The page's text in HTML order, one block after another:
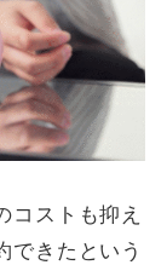
コストも抑え
できたという